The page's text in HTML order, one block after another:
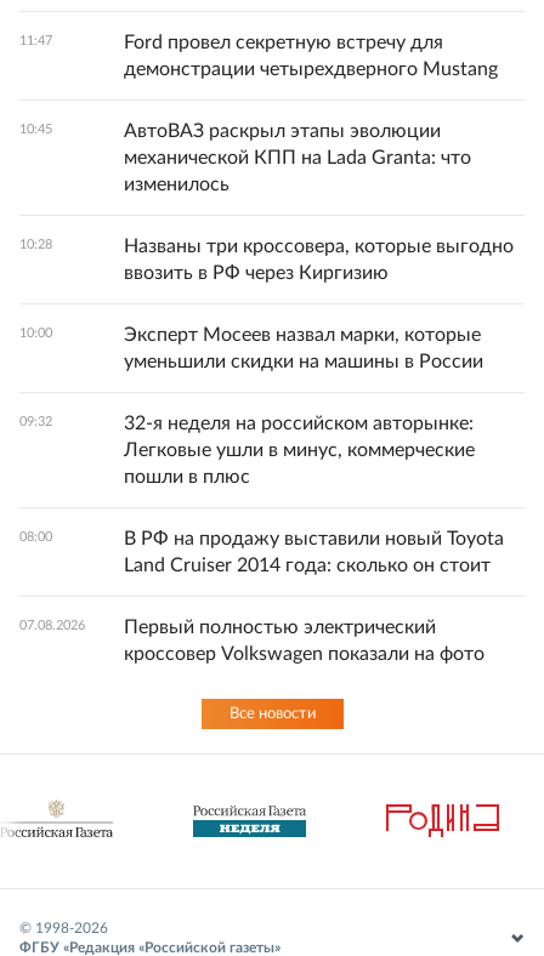
11:47
Ford провел секретную встречу для
демонстрации четырехдверного Mustang
10:45
АвтоВАЗ раскрыл этапы эволюции
механической КПП на Lada Granta: что
изменилось
10:28
Названы три кроссовера, которые выгодно
ввозить в РФ через Киргизию
10:00
Эксперт Мосеев назвал марки, которые
уменьшили скидки на машины в России
09:32
32-я неделя на российском авторынке:
Легковые ушли в минус, коммерческие
пошли в плюс
08:00
В РФ на продажу выставили новый Toyota
Land Cruiser 2014 года: сколько он стоит
07.08.2026
Первый полностью электрический
кроссовер Volkswagen показали на фото
Все новости
© 1998-2026
ФГБУ «Редакция «Российской газеты»